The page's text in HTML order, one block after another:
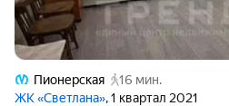
Пионерская
16 мин.
ЖК «Светлана», 1 квартал 2021